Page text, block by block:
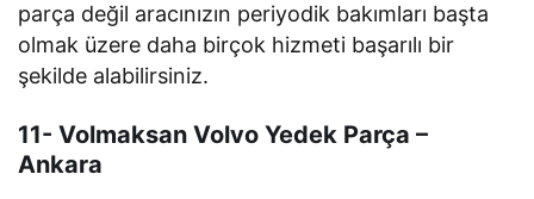
parça değil aracınızın periyodik bakımları başta
olmak üzere daha birçok hizmeti başarılı bir
şekilde alabilirsiniz.
11- Volmaksan Volvo Yedek Parça –
Ankara